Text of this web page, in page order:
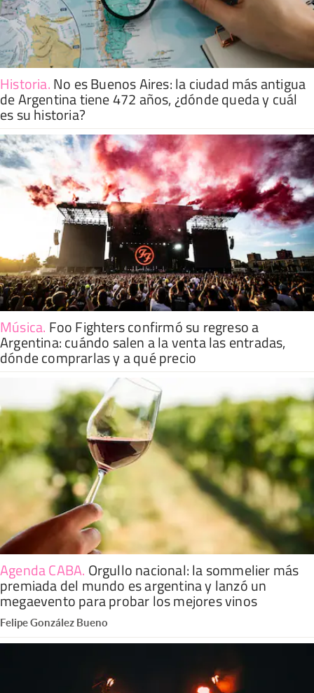
Historia.No es Buenos Aires: la ciudad más antigua
de Argentina tiene 472 años, ¿dónde queda y cuál
es su historia?
Música. Foo Fighters confirmó su regreso a
Argentina: cuándo salen a la venta las entradas,
dónde comprarlas y a qué precio
Agenda CABA. Orgullo nacional: la sommelier más
premiada del mundo es argentina y lanzó un
megaevento para probar los mejores vinos
Felipe González Bueno